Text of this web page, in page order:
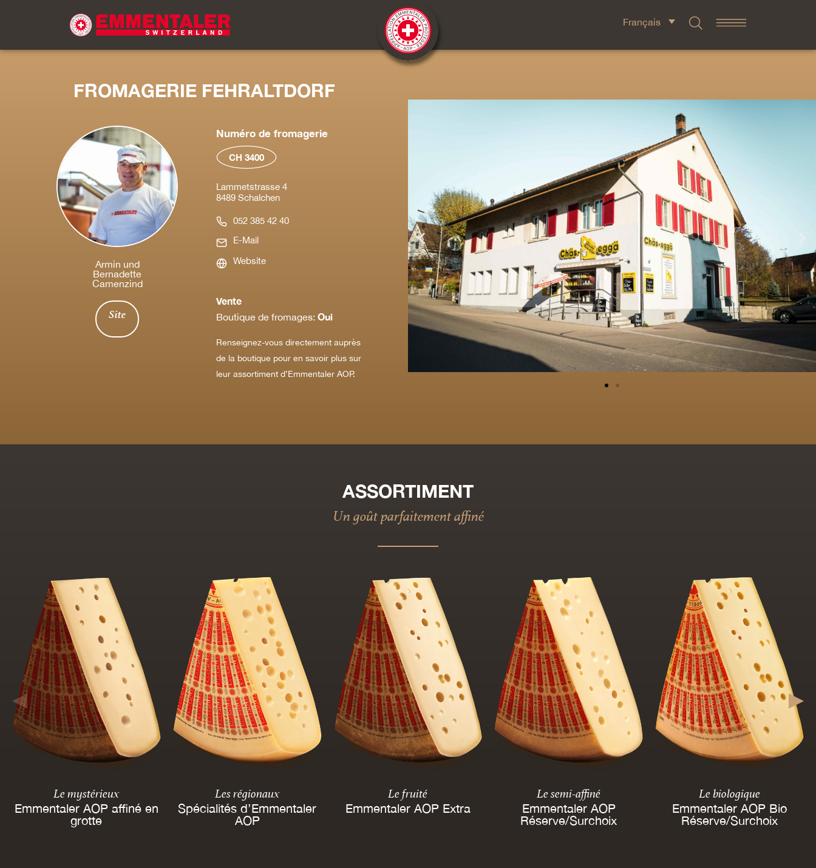
Français
FROMAGERIE FEHRALTDORF
Armin und
Bernadette
Camenzind
Site
Numéro de fromagerie
CH 3400
Lammetstrasse 4
8489 Schalchen
052 385 42 40
E-Mail
Website
Vente
Boutique de fromages: Oui
Renseignez-vous directement auprès
de la boutique pour en savoir plus sur
leur assortiment d’Emmentaler AOP.
ASSORTIMENT
Un goût parfaitement affiné
Le mystérieux
Emmentaler AOP affiné en
grotte
Les régionaux
Spécialités d’Emmentaler
AOP
Le fruité
Emmentaler AOP Extra
Le semi-affiné
Emmentaler AOP
Réserve/Surchoix
Le biologique
Emmentaler AOP Bio
Réserve/Surchoix